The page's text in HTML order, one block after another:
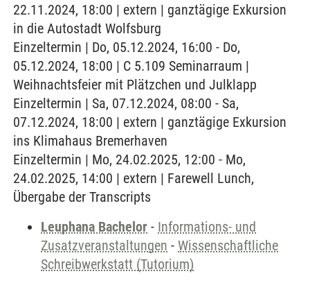
22.11.2024, 18:00 | extern | ganztägige Exkursion
in die Autostadt Wolfsburg
Einzeltermin | Do, 05.12.2024, 16:00 - Do,
05.12.2024, 18:00 | C 5.109 Seminarraum |
Weihnachtsfeier mit Plätzchen und Julklapp
Einzeltermin | Sa, 07.12.2024, 08:00 - Sa,
07.12.2024, 18:00 | extern | ganztägige Exkursion
ins Klimahaus Bremerhaven
Einzeltermin | Mo, 24.02.2025, 12:00 - Mo,
24.02.2025, 14:00 | extern | Farewell Lunch,
Übergabe der Transcripts
Leuphana Bachelor - Informations- und
Zusatzveranstaltungen - Wissenschaftliche
Schreibwerkstatt (Tutorium)